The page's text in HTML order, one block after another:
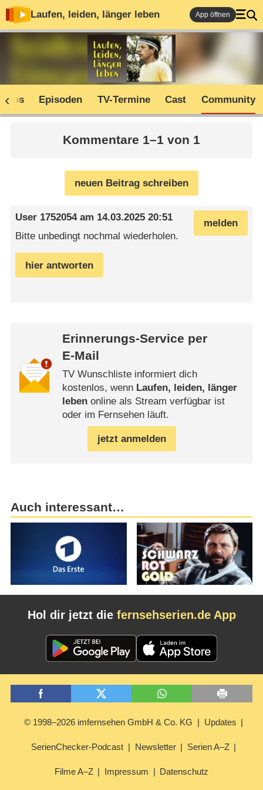
Laufen, leiden, länger leben App öffnen
Infos Episoden TV-Termine Cast Community
Kommentare 1–1 von 1
neuen Beitrag schreiben
melden
User 1752054am 14.03.2025 20:51
Bitte unbedingt nochmal wiederholen.
hier antworten
Erinnerungs-Service per
E-Mail
TV Wunschliste informiert dich
kostenlos, wenn Laufen, leiden, länger
lebenonline als Stream verfügbar ist
oder im Fernsehen läuft.
jetzt anmelden
Auch interessant…
Hol dir jetzt die fernsehserien.de App
© 1998–2026 imfernsehen GmbH & Co. KG Updates
SerienChecker-Podcast Newsletter Serien A–Z
Filme A–Z Impressum Datenschutz